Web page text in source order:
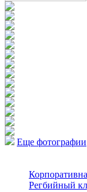
Еще фотографии
Регбийный